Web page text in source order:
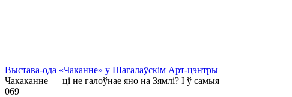
Выстава-ода «Чаканне» у Шагалаўскім Арт-цэнтры
Чакаканне — ці не галоўнае яно на Зямлі? І ў самыя
069